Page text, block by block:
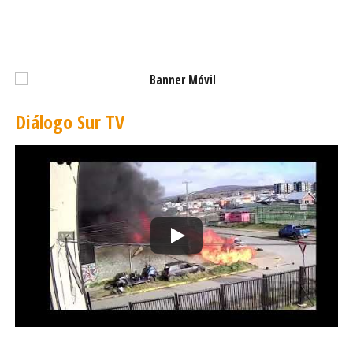
a todo el cono sur y, de materializarse, cambiarán varios
aspectos socioeconómicos de todo el sur de Chile y
relacionados. Lo pusimos en la mesa».
El encuentro concluyó con la firma de un memorando de
entendimiento entre la CAF y Agorechi, cuyo objetivo es
«impulsar el desarrollo regional sostenible y potenciar las
capacidades institucionales de los gobiernos
subnacionales chilenos, abordando dos ejes
fundamentales: el fortalecimiento de los gobiernos
regionales y el apoyo a la agenda de descentralización
del Gobierno de Chile», señalaron desde la Corporación.
Diálogo Sur TV